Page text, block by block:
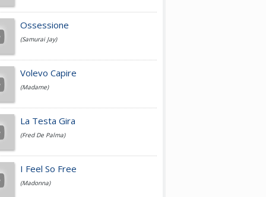
Cesare Cremonini
Jovanotti
Fedez
Simone Cristicchi
Ossessione
(Samurai Jay)
Volevo Capire
(Madame)
La Testa Gira
(Fred De Palma)
I Feel So Free
(Madonna)